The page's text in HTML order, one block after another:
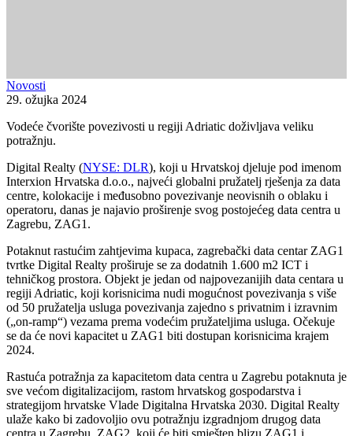
Novosti
29. ožujka 2024
Vodeće čvorište povezivosti u regiji Adriatic doživljava veliku
potražnju.
Digital Realty (NYSE: DLR), koji u Hrvatskoj djeluje pod imenom
Interxion Hrvatska d.o.o., najveći globalni pružatelj rješenja za data
centre, kolokacije i međusobno povezivanje neovisnih o oblaku i
operatoru, danas je najavio proširenje svog postojećeg data centra u
Zagrebu, ZAG1.
Potaknut rastućim zahtjevima kupaca, zagrebački data centar ZAG1
tvrtke Digital Realty proširuje se za dodatnih 1.600 m2 ICT i
tehničkog prostora. Objekt je jedan od najpovezanijih data centara u
regiji Adriatic, koji korisnicima nudi mogućnost povezivanja s više
od 50 pružatelja usluga povezivanja zajedno s privatnim i izravnim
(„on-ramp“) vezama prema vodećim pružateljima usluga. Očekuje
se da će novi kapacitet u ZAG1 biti dostupan korisnicima krajem
2024.
Rastuća potražnja za kapacitetom data centra u Zagrebu potaknuta je
sve većom digitalizacijom, rastom hrvatskog gospodarstva i
strategijom hrvatske Vlade Digitalna Hrvatska 2030. Digital Realty
ulaže kako bi zadovoljio ovu potražnju izgradnjom drugog data
centra u Zagrebu, ZAG2, koji će biti smješten blizu ZAG1 i